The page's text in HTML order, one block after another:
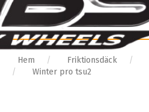
Hem Friktionsdäck
Winter pro tsu2